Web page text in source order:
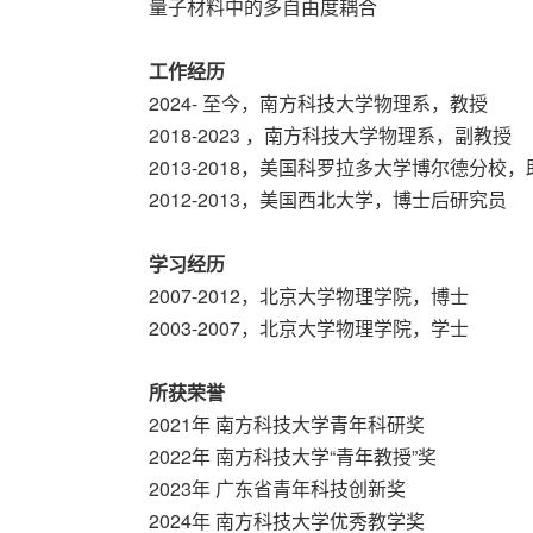
量子材料中的多自由度耦合
工作经历
2024- 至今，南方科技大学物理系，教授
2018-2023 ，南方科技大学物理系，副教授
2013-2018，美国科罗拉多大学博尔德分校，
2012-2013，美国西北大学，博士后研究员
学习经历
2007-2012，北京大学物理学院，博士
2003-2007，北京大学物理学院，学士
所获荣誉
2021年 南方科技大学青年科研奖
2022年 南方科技大学“青年教授”奖
2023年 广东省青年科技创新奖
2024年 南方科技大学优秀教学奖